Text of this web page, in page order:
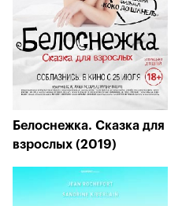
Белоснежка. Сказка для
взрослых (2019)